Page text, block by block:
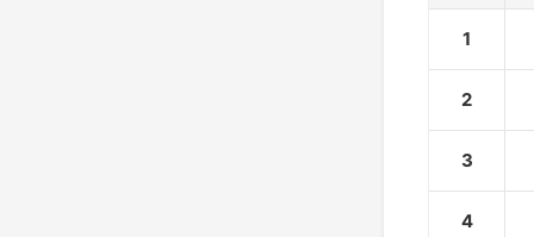
1
2
3
4